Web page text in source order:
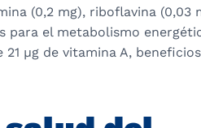
(0,2 mg), riboflavina (0,03
para el metabolismo
µg de vitamina A,